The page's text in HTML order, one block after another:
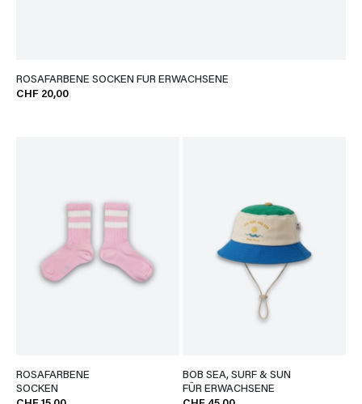
ROSAFARBENE SOCKEN FÜR ERWACHSENE
CHF 20,00
ROSAFARBENE
SOCKEN
BOB SEA, SURF & SUN
FÜR ERWACHSENE